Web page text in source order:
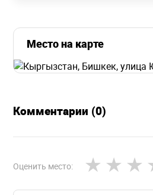
Место на карте
Комментарии (0)
Оценить место: